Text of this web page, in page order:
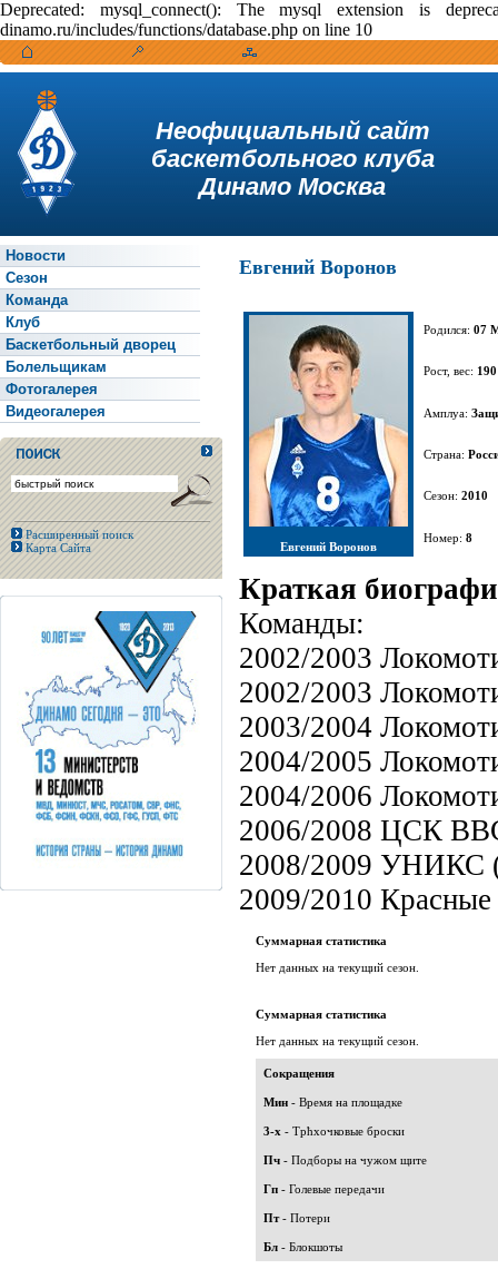
Deprecated: mysql_connect(): The mysql extension is
dinamo.ru/includes/functions/database.php on line 10
Неофициальный сайт
баскетбольного клуба
Динамо Москва
Новости
Сезон
Команда
Клуб
Баскетбольный дворец
Болельщикам
Фотогалерея
Видеогалерея
Расширенный поиск
Карта Сайта
Евгений Воронов
Евгений Воронов
Родился: 07
Рост, вес:
Амплуа:
Страна:
Сезон: 2010
Номер: 8
Краткая
Команды:
2002/2003
2002/2003
2003/2004
2004/2005
2004/2006
2006/2008 ЦСК
2008/2009 УНИКС
2009/2010
Суммарная статистика
Нет данных на текущий сезон.
Суммарная статистика
Нет данных на текущий сезон.
Сокращения
Мин - Время на площадке
3-х - Трћхочковые броски
Пч - Подборы на чужом щите
Гп - Голевые передачи
Пт- Потери
Бл - Блокшоты